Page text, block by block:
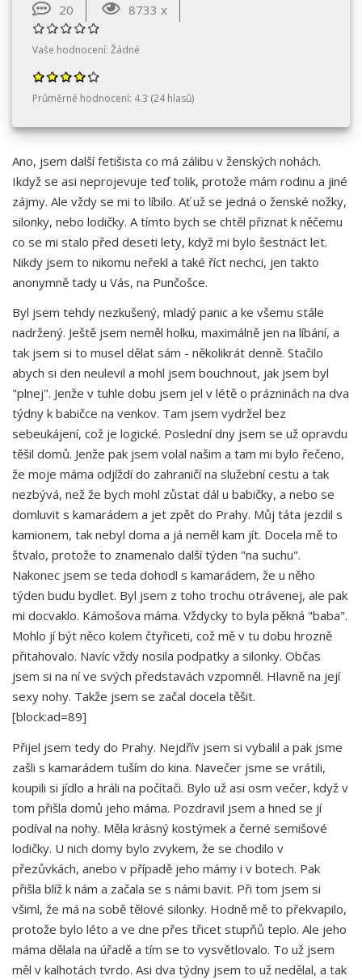
20 8733 x
Vaše hodnocení: Žádné
Průměrné hodnocení: 4.3 (24hlasů)
Ano, jsem další fetišista co má zálibu v ženských nohách.
Ikdyž se asi neprojevuje teď tolik, protože mám rodinu a jiné
zájmy. Ale vždy se mi to líbilo. Ať už se jedná o ženské nožky,
silonky, nebo lodičky. A tímto bych se chtěl přiznat k něčemu
co se mi stalo před deseti lety, když mi bylo šestnáct let.
Nikdy jsem to nikomu neřekl a také říct nechci, jen takto
anonymně tady u Vás, na Punčošce.
Byl jsem tehdy nezkušený, mladý panic a ke všemu stále
nadržený. Ještě jsem neměl holku, maximálně jen na líbání, a
tak jsem si to musel dělat sám - několikrát denně. Stačilo
abych si den neulevil a mohl jsem bouchnout, jak jsem byl
"plnej". Jenže v tuhle dobu jsem jel v létě o prázninách na dva
týdny k babičce na venkov. Tam jsem vydržel bez
sebeukájení, což je logické. Poslední dny jsem se už opravdu
těšil domů. Jenže pak jsem volal našim a tam mi bylo řečeno,
že moje máma odjíždí do zahraničí na služební cestu a tak
nezbývá, než že bych mohl zůstat dál u babičky, a nebo se
domluvit s kamarádem a jet zpět do Prahy. Můj táta jezdil s
kamionem, tak nebyl doma a já neměl kam jít. Docela mě to
štvalo, protože to znamenalo další týden "na suchu".
Nakonec jsem se teda dohodl s kamarádem, že u něho
týden budu bydlet. Byl jsem z toho trochu otrávenej, ale pak
mi docvaklo. Kámošova máma. Vždycky to byla pěkná "baba".
Mohlo jí být něco kolem čtyřiceti, což mě v tu dobu hrozně
přitahovalo. Navíc vždy nosila podpatky a silonky. Občas
jsem si na ní ve svých představách vzpomněl. Hlavně na její
sexy nohy. Takže jsem se začal docela těšit.
[block:ad=89]
Přijel jsem tedy do Prahy. Nejdřív jsem si vybalil a pak jsme
zašli s kamarádem tuším do kina. Navečer jsme se vrátili,
koupili si jídlo a hráli na počítači. Bylo už asi osm večer, když v
tom přišla domů jeho máma. Pozdravil jsem a hned se jí
podíval na nohy. Měla krásný kostýmek a černé semišové
lodičky. U nich domy bylo zvykem, že se chodilo v
přezůvkách, anebo v případě jeho mámy i v botech. Pak
přišla blíž k nám a začala se s námi bavit. Při tom jsem si
všiml, že má na sobě tělové silonky. Hodně mě to překvapilo,
protože bylo léto a ve dne přes třicet stupňů teplo. Ale jeho
máma dělala na úřadě a tím se to vysvětlovalo. To už jsem
měl v kalhotách tvrdo. Asi dva týdny jsem to už nedělal, a tak